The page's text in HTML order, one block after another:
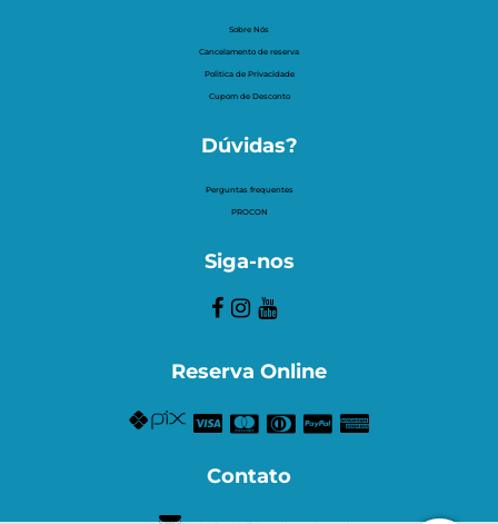
Sobre Nós
Cancelamento de reserva
Politica de Privacidade
Cupom de Desconto
Dúvidas?
Perguntas frequentes
PROCON
Siga-nos
Reserva Online
Contato